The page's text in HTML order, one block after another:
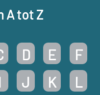
A tot Z
D E
F
J K
L